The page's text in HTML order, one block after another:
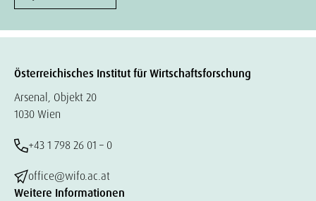
Österreichisches Institut für Wirtschaftsforschung
Arsenal, Objekt 20
1030 Wien
+43 1 798 26 01 – 0
office@wifo.ac.at
Weitere Informationen